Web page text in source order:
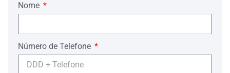
Nome
Número de Telefone